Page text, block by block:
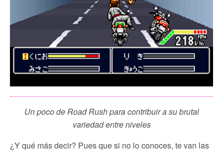
Un poco de Road Rush para contribuir a su brutal
variedad entre niveles
¿Y qué más decir? Pues que si no lo conoces, te van las